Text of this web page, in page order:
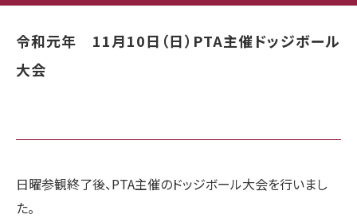
令和元年 11月10日（日）PTA主催ドッジボール
大会
日曜参観終了後、PTA主催のドッジボール大会を行いまし
た。